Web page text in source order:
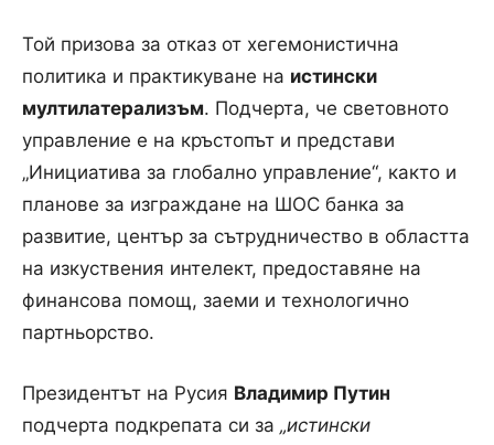
Той призова за отказ от хегемонистична
политика и практикуване на истински
мултилатерализъм. Подчерта, че световното
управление е на кръстопът и представи
„Инициатива за глобално управление“, както и
планове за изграждане на ШОС банка за
развитие, център за сътрудничество в областта
на изкуствения интелект, предоставяне на
финансова помощ, заеми и технологично
партньорство.
Президентът на Русия Владимир Путин
подчерта подкрепата си за „истински